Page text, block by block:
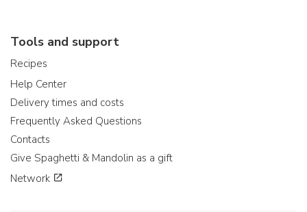
Tools and support
Recipes
Help Center
Delivery times and costs
Frequently Asked Questions
Contacts
Give Spaghetti & Mandolin as a gift
Network